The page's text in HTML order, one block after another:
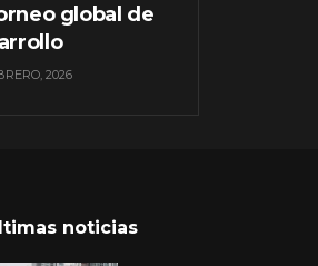
global de
2026
noticias